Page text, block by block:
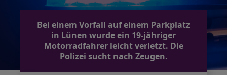
Bei einem Vorfall auf einem Parkplatz
in Lünen wurde ein 19-jähriger
Motorradfahrer leicht verletzt. Die
Polizei sucht nach Zeugen.